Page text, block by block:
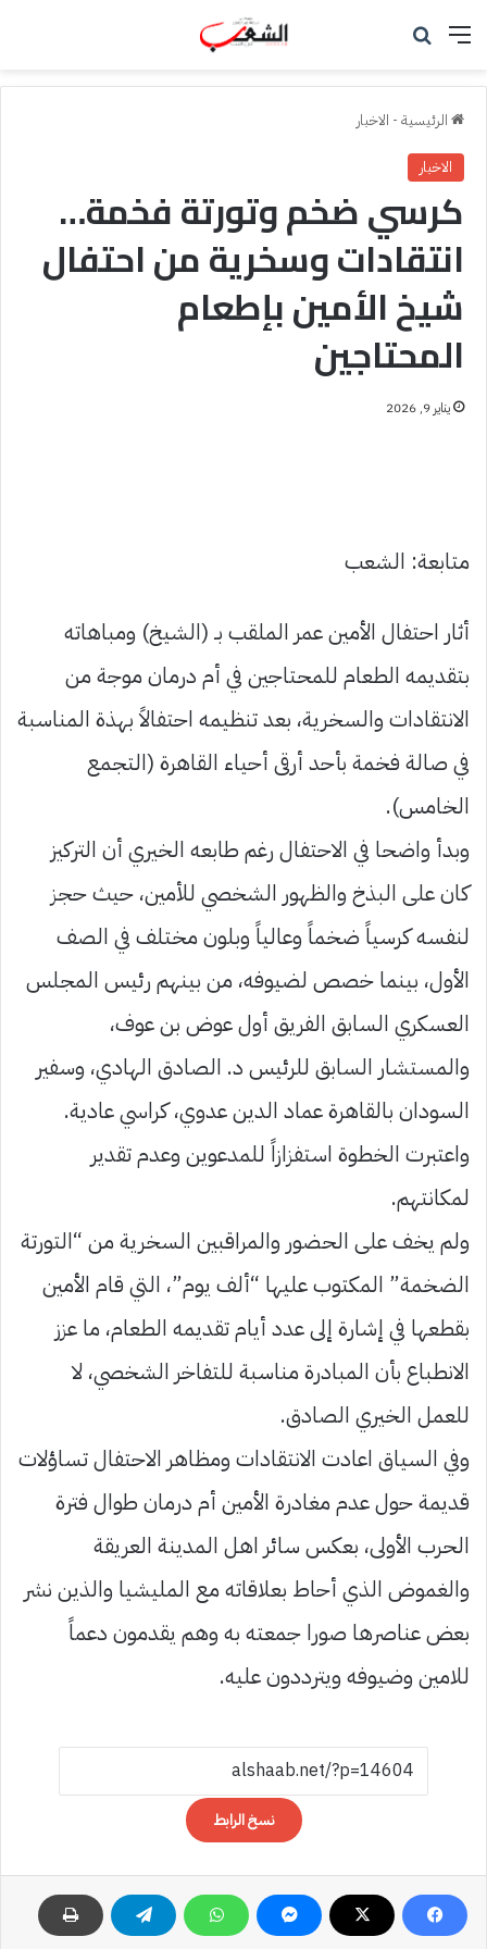
القائمة
الرئيسية - الاخبار
الاخبار
كرسي ضخم وتورتة فخمة…
انتقادات وسخرية من احتفال
شيخ الأمين بإطعام
المحتاجين
يناير 9, 2026
متابعة: الشعب
أثار احتفال الأمين عمر الملقب بـ (الشيخ) ومباهاته
بتقديمه الطعام للمحتاجين في أم درمان موجة من
الانتقادات والسخرية، بعد تنظيمه احتفالاً بهذة المناسبة
في صالة فخمة بأحد أرقى أحياء القاهرة (التجمع
الخامس).
وبدأ واضحا في الاحتفال رغم طابعه الخيري أن التركيز
كان على البذخ والظهور الشخصي للأمين، حيث حجز
لنفسه كرسياً ضخماً وعالياً وبلون مختلف في الصف
الأول، بينما خصص لضيوفه، من بينهم رئيس المجلس
العسكري السابق الفريق أول عوض بن عوف،
والمستشار السابق للرئيس د. الصادق الهادي، وسفير
السودان بالقاهرة عماد الدين عدوي، كراسي عادية.
واعتبرت الخطوة استفزازاً للمدعوين وعدم تقدير
لمكانتهم.
ولم يخف على الحضور والمراقبين السخرية من “التورتة
الضخمة” المكتوب عليها “ألف يوم”، التي قام الأمين
بقطعها في إشارة إلى عدد أيام تقديمه الطعام، ما عزز
الانطباع بأن المبادرة مناسبة للتفاخر الشخصي، لا
للعمل الخيري الصادق.
وفي السياق اعادت الانتقادات ومظاهر الاحتفال تساؤلات
قديمة حول عدم مغادرة الأمين أم درمان طوال فترة
الحرب الأولى، بعكس سائر اهل المدينة العريقة
والغموض الذي أحاط بعلاقاته مع المليشيا والذين نشر
بعض عناصرها صورا جمعته به وهم يقدمون دعماً
للامين وضيوفه ويترددون عليه.
نسخ الرابط